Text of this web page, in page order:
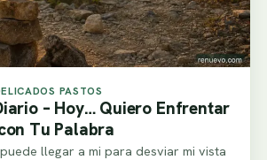
PASTOS
– Hoy… Quiero Enfrentar
Tu Palabra
llegar a mi para desviar mi vista